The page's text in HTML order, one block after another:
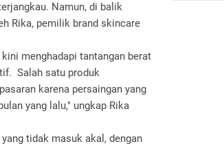
Namun, di balik
Rika, pemilik brand skincare
menghadapi tantangan berat
Salah satu produk
karena persaingan yang
yang lalu," ungkap Rika
tidak masuk akal, dengan